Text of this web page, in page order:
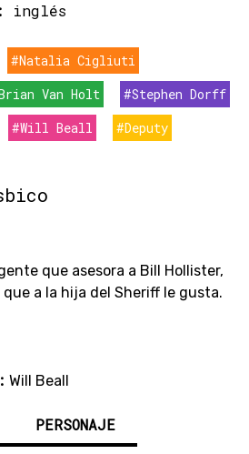
inglés
#Natalia Cigliuti
Van Holt
#Stephen Dorff
#Will Beall #Deputy
que asesora a Bill Hollister,
que a la hija del Sheriff le gusta.
Will Beall
PERSONAJE